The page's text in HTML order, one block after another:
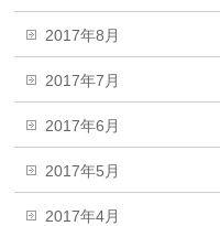
2017年8月
2017年7月
2017年6月
2017年5月
2017年4月